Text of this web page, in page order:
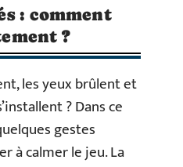
: comment
?
les yeux brûlent et
? Dans ce
gestes
à calmer le jeu. La